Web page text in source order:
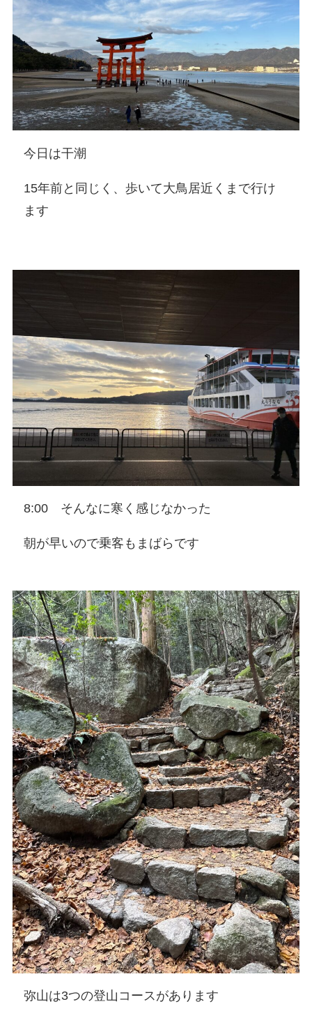
今日は干潮
15年前と同じく、歩いて大鳥居近くまで行け
ます
8:00 そんなに寒く感じなかった
朝が早いので乗客もまばらです
弥山は3つの登山コースがあります